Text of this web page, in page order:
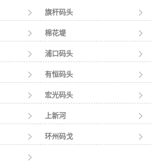
 旗杆码头 
 棉花堤 
 浦口码头 
 有恒码头 
 宏光码头 
 上新河 
 环州码戈 
